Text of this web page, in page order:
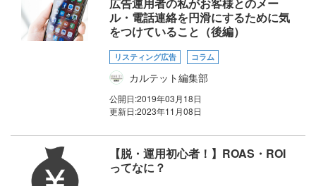
ル・電話連絡を円滑にするために気
をつけていること（後編）
リスティング広告 コラム
カルテット編集部
公開日:2019年03月18日
更新日:2023年11月08日
【脱・運用初心者！】ROAS・ROI
ってなに？